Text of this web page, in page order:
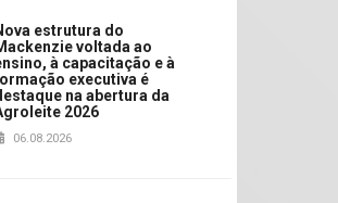
estrutura do
voltada ao
à capacitação e à
executiva é
na abertura da
2026
06.08.2026